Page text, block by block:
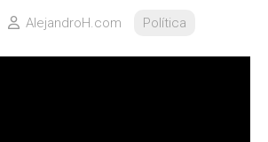
AlejandroH.com Política